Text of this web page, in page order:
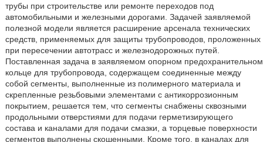
трубы при строительстве или ремонте переходов под
автомобильными и железными дорогами. Задачей заявляемой
полезной модели является расширение арсенала технических
средств, применяемых для защиты трубопроводов, проложенных
при пересечении автотрасс и железнодорожных путей.
Поставленная задача в заявляемом опорном предохранительном
кольце для трубопровода, содержащем соединенные между
собой сегменты, выполненные из полимерного материала и
скрепленные резьбовыми элементами с антикоррозионным
покрытием, решается тем, что сегменты снабжены сквозными
продольными отверстиями для подачи герметизирующего
состава и каналами для подачи смазки, а торцевые поверхности
сегментов выполнены скошенными. Кроме того, в каналах для